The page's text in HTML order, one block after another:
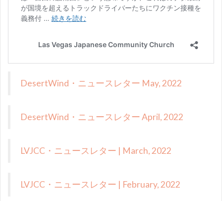
DesertWind・ニュースレター May, 2022
DesertWind・ニュースレター April, 2022
LVJCC・ニュースレター | March, 2022
LVJCC・ニュースレター | February, 2022